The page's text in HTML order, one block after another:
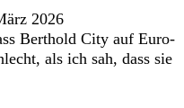
2026
Berthold City auf Euro-
als ich sah, dass sie